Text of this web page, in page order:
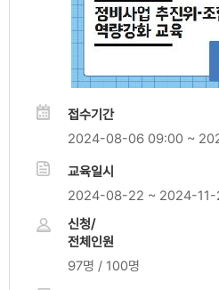
접수기간
2024-08-06 09:00 ~
교육일시
2024-08-22 ~ 2024-
신청/
전체인원
97명 / 100명